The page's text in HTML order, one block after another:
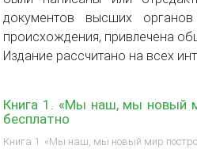
документов высших
происхождения, привлечена
Издание рассчитано на всех
Книга 1. «Мы наш, мы новый
бесплатно
Книга 1. «Мы наш, мы новый мир